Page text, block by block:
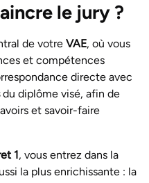
le jury ?
de votre VAE, où vous
et compétences
directe avec
du diplôme visé, afin de
et savoir-faire
1, vous entrez dans la
la plus enrichissante : la